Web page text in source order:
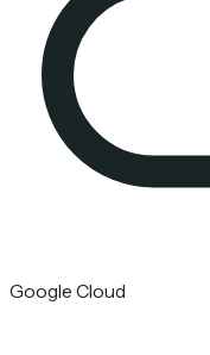
Google Cloud